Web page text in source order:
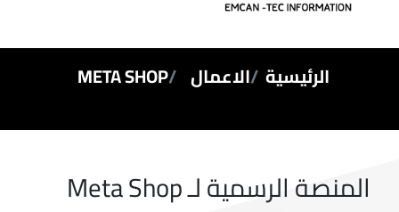
الرئيسية الاعمال META SHOP
المنصة الرسمية لـ Meta Shop